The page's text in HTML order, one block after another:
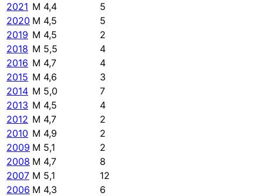
2021 M 4,4
5
2020 M 4,5
5
2019 M 4,5
2
2018 M 5,5
4
2016 M 4,7
4
2015 M 4,6
3
2014 M 5,0
7
2013 M 4,5
4
2012 M 4,7
2
2010 M 4,9
2
2009 M 5,1
2
2008 M 4,7
8
2007 M 5,1
12
2006 M 4,3
6